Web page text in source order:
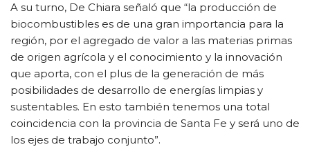
A su turno, De Chiara señaló que “la producción de
biocombustibles es de una gran importancia para la
región, por el agregado de valor a las materias primas
de origen agrícola y el conocimiento y la innovación
que aporta, con el plus de la generación de más
posibilidades de desarrollo de energías limpias y
sustentables. En esto también tenemos una total
coincidencia con la provincia de Santa Fe y será uno de
los ejes de trabajo conjunto”.